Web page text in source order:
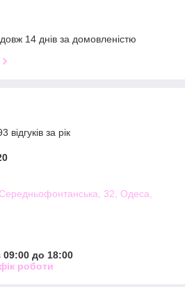
14 днів за домовленістю
за рік
32, Одеса,
09:00 до 18:00
роботи